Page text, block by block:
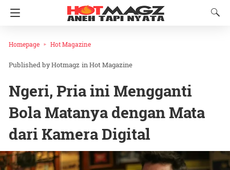
Homepage Hot Magazine
Hotmagz inHot Magazine
Ngeri, Pria ini Mengganti
Bola Matanya dengan Mata
dari Kamera Digital